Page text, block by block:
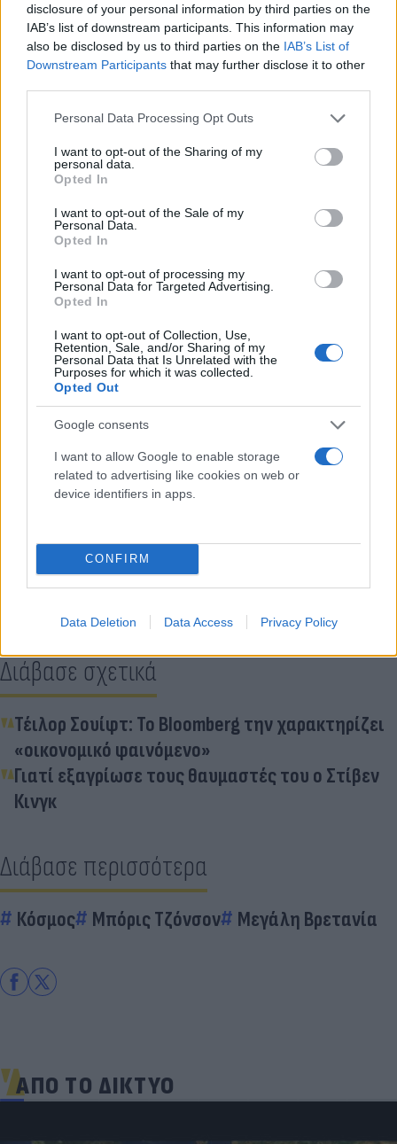
disclosure of your personal information by third parties on the
IAB’s list of downstream participants. This information may
also be disclosed by us to third parties on the IAB’s List of
Downstream Participants that may further disclose it to other
Please note that this website/app uses one or more Google
not limited to your visit or usage behaviour. You may click to
grant or deny consent to Google and its third-party tags to
use your data for below specified purposes in below Google
consent section.
Personal Data Processing Opt Outs
I want to opt-out of the Sharing of my
personal data.
Opted In
I want to opt-out of the Sale of my
Personal Data.
Opted In
I want to opt-out of processing my
Personal Data for Targeted Advertising.
Opted In
I want to opt-out of Collection, Use,
Retention, Sale, and/or Sharing of my
Personal Data that Is Unrelated with the
Purposes for which it was collected.
Opted Out
Google consents
I want to allow Google to enable storage
related to advertising like cookies on web or
device identifiers in apps.
CONFIRM
Data Deletion Data Access Privacy Policy
Flash.grστην αναζήτηση τηςGoogle
Διάβασε σχετικά
Τέιλορ Σουίφτ: Το Bloomberg την χαρακτηρίζει
«οικονομικό φαινόμενο»
Γιατί εξαγρίωσε τους θαυμαστές του ο Στίβεν
Κινγκ
Διάβασε περισσότερα
Κόσμος Μπόρις Τζόνσον Μεγάλη Βρετανία
ΑΠΟ ΤΟ ΔΙΚΤΥΟ